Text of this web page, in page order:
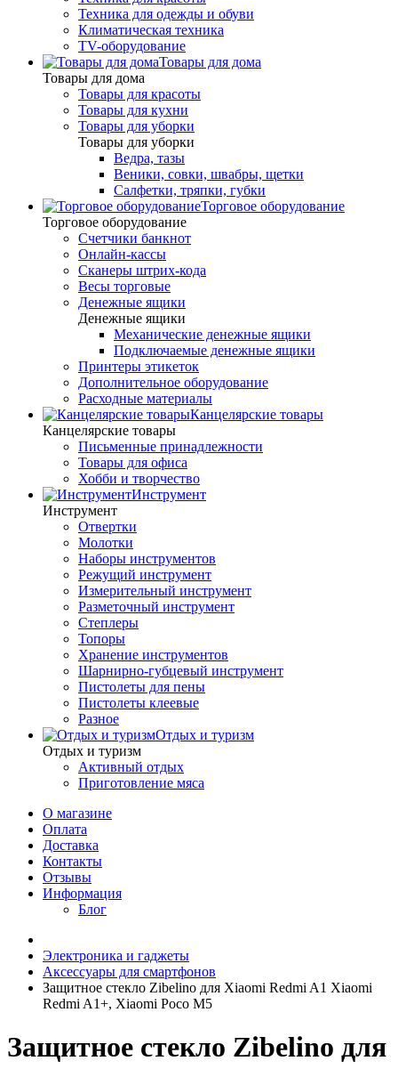
Техника для одежды и обуви
Климатическая техника
TV-оборудование
Товары для дома
Товары для дома
Товары для красоты
Товары для кухни
Товары для уборки
Товары для уборки
Ведра, тазы
Веники, совки, швабры, щетки
Салфетки, тряпки, губки
Торговое оборудование
Торговое оборудование
Счетчики банкнот
Онлайн-кассы
Сканеры штрих-кода
Весы торговые
Денежные ящики
Денежные ящики
Механические денежные ящики
Подключаемые денежные ящики
Принтеры этикеток
Дополнительное оборудование
Расходные материалы
Канцелярские товары
Канцелярские товары
Письменные принадлежности
Товары для офиса
Хобби и творчество
Инструмент
Инструмент
Отвертки
Молотки
Наборы инструментов
Режущий инструмент
Измерительный инструмент
Разметочный инструмент
Степлеры
Топоры
Хранение инструментов
Шарнирно-губцевый инструмент
Пистолеты для пены
Пистолеты клеевые
Разное
Отдых и туризм
Отдых и туризм
Активный отдых
Приготовление мяса
О магазине
Оплата
Доставка
Контакты
Отзывы
Информация
Блог
Электроника и гаджеты
Аксессуары для смартфонов
Защитное стекло Zibelino для Xiaomi Redmi A1 Xiaomi
Redmi A1+, Xiaomi Poco M5
Защитное стекло Zibelino для